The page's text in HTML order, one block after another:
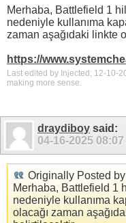
Merhaba, Battlefield 1
nedeniyle kullanıma
zaman aşağıdaki linkte
https://
Last edited by Injected; 12-10-
making more sense.
draydiboy said:
04-16-2025 08:07
Originally Posted by
Merhaba, Battlefield 1
nedeniyle kullanıma
olacağı zaman